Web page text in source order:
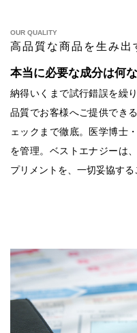
OUR QUALITY
高品質な商品を生み出
本当に必要な成分は何
納得いくまで試行錯誤を繰
品質でお客様へご提供でき
ェックまで徹底。医学博士
を管理。ベストエナジーは
プリメントを、一切妥協する